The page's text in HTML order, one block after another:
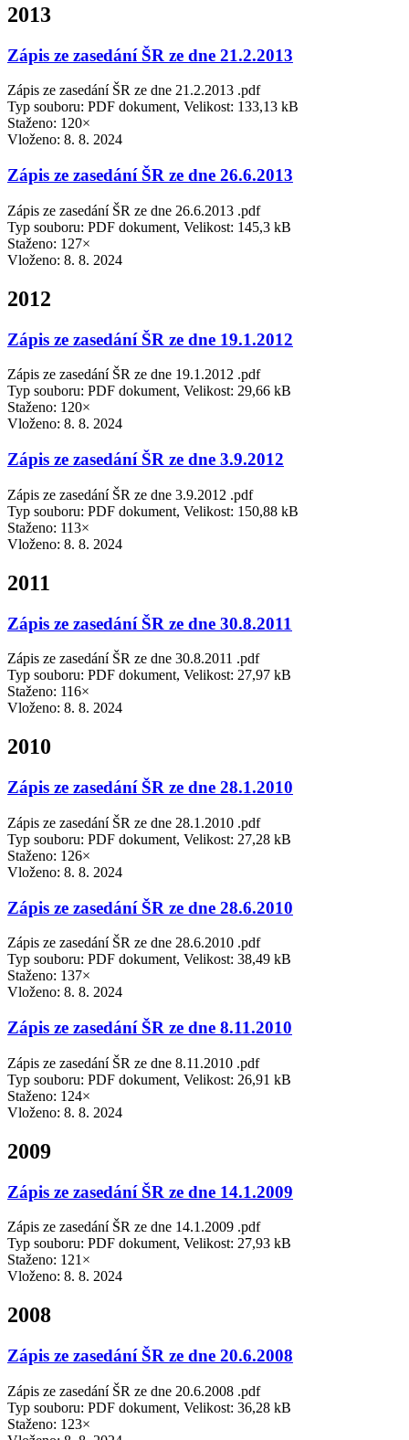
2013
Zápis ze zasedání ŠR ze dne 21.2.2013
Zápis ze zasedání ŠR ze dne 21.2.2013 .pdf
Typ souboru: PDF dokument, Velikost: 133,13 kB
Staženo: 120×
Vloženo: 8. 8. 2024
Zápis ze zasedání ŠR ze dne 26.6.2013
Zápis ze zasedání ŠR ze dne 26.6.2013 .pdf
Typ souboru: PDF dokument, Velikost: 145,3 kB
Staženo: 127×
Vloženo: 8. 8. 2024
2012
Zápis ze zasedání ŠR ze dne 19.1.2012
Zápis ze zasedání ŠR ze dne 19.1.2012 .pdf
Typ souboru: PDF dokument, Velikost: 29,66 kB
Staženo: 120×
Vloženo: 8. 8. 2024
Zápis ze zasedání ŠR ze dne 3.9.2012
Zápis ze zasedání ŠR ze dne 3.9.2012 .pdf
Typ souboru: PDF dokument, Velikost: 150,88 kB
Staženo: 113×
Vloženo: 8. 8. 2024
2011
Zápis ze zasedání ŠR ze dne 30.8.2011
Zápis ze zasedání ŠR ze dne 30.8.2011 .pdf
Typ souboru: PDF dokument, Velikost: 27,97 kB
Staženo: 116×
Vloženo: 8. 8. 2024
2010
Zápis ze zasedání ŠR ze dne 28.1.2010
Zápis ze zasedání ŠR ze dne 28.1.2010 .pdf
Typ souboru: PDF dokument, Velikost: 27,28 kB
Staženo: 126×
Vloženo: 8. 8. 2024
Zápis ze zasedání ŠR ze dne 28.6.2010
Zápis ze zasedání ŠR ze dne 28.6.2010 .pdf
Typ souboru: PDF dokument, Velikost: 38,49 kB
Staženo: 137×
Vloženo: 8. 8. 2024
Zápis ze zasedání ŠR ze dne 8.11.2010
Zápis ze zasedání ŠR ze dne 8.11.2010 .pdf
Typ souboru: PDF dokument, Velikost: 26,91 kB
Staženo: 124×
Vloženo: 8. 8. 2024
2009
Zápis ze zasedání ŠR ze dne 14.1.2009
Zápis ze zasedání ŠR ze dne 14.1.2009 .pdf
Typ souboru: PDF dokument, Velikost: 27,93 kB
Staženo: 121×
Vloženo: 8. 8. 2024
2008
Zápis ze zasedání ŠR ze dne 20.6.2008
Zápis ze zasedání ŠR ze dne 20.6.2008 .pdf
Typ souboru: PDF dokument, Velikost: 36,28 kB
Staženo: 123×